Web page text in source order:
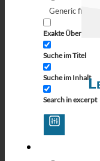
Generic filters
Exakte
Suche im Titel
Suche im Inhalt
Search in excerpt